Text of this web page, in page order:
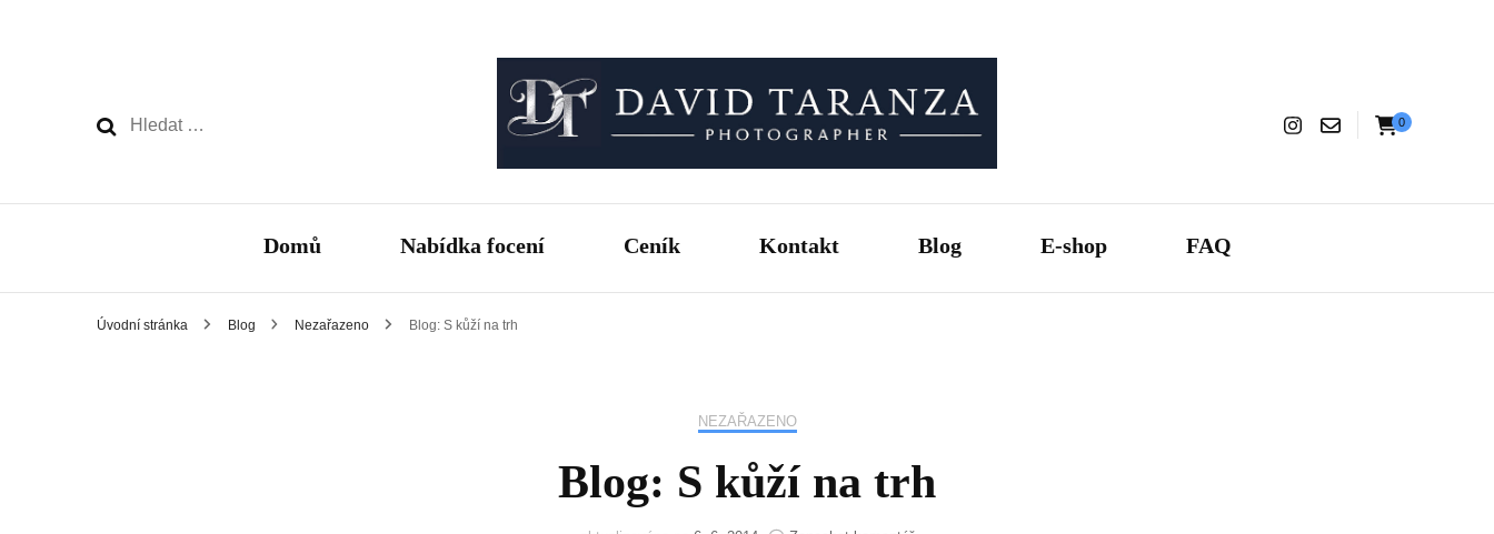
Vyhledávání
David Taranza
Fotograf pro chvíle, na kterých záleží.
0
Domů Nabídka focení Ceník Kontakt Blog E-shop FAQ
Úvodní stránka Blog Nezařazeno Blog: S kůží na trh
NEZAŘAZENO
Blog: S kůží na trh